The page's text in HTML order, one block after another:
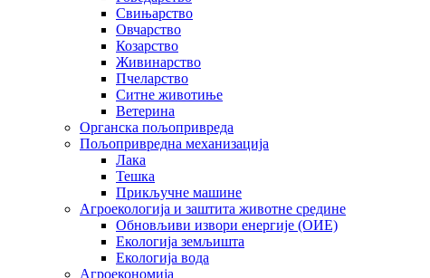
Свињарство
Овчарство
Козарство
Живинарство
Пчеларство
Ситне животиње
Ветерина
Органска пољопривреда
Пољопривредна механизација
Лака
Тешка
Прикључне машине
Агроекологија и заштита животне средине
Обновљиви извори енергије (ОИЕ)
Екологија земљишта
Екологија вода
Агроекономија